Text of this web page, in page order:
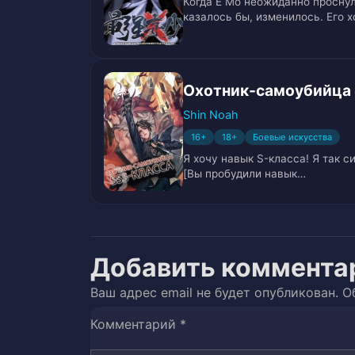
25 Том 1: Глава 21. Неожиданная
27 Том 2: Глава 1. Безысходность
28 Том 2: Глава 2 . Безысходность
29 Том 2: Глава 3. Безысходность
Том 2: Глава 6. Обязательный
33 Том 2: Глава 7. Обязательный
казалось бы, изменилось. Его
Охотник-самоубийца
Shin Noah
16+ 18+ Боевые искусства
Я хочу навык S-класса! Я так
[Вы пробудили навык…
Добавить
Ваш адрес email не будет опубликован.
Комментарий *